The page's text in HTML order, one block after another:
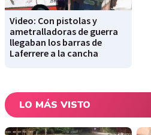
Video: Con pistolas y
ametralladoras de guerra
llegaban los barras de
Laferrere a la cancha
LO MÁS VISTO